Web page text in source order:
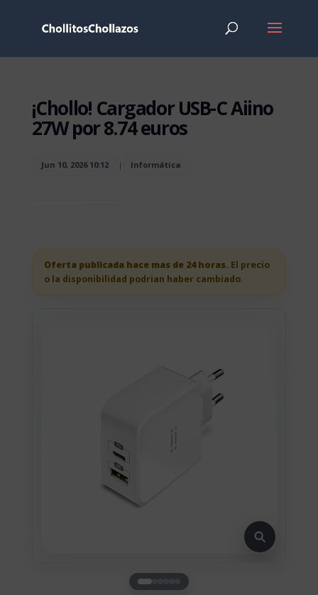
¡Chollo! Cargador USB-C Aiino
27W por 8.74 euros
Jun 10, 2026 10:12 | Informática
Oferta publicada hace mas de 24 horas. El precio
o la disponibilidad podrian haber cambiado.